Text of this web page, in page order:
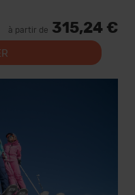
à partir de 315,24 €